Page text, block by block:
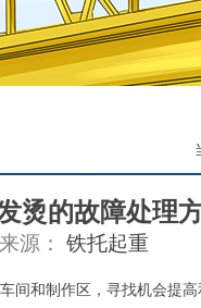
烫的故障处理
来源： 铁托起重
间和制作区，寻找机会提